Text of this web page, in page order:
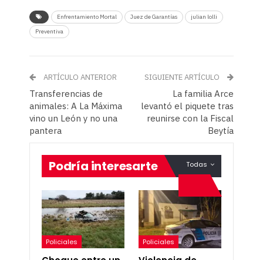
Enfrentamiento Mortal Juez de Garantías
julian lolli
Preventiva
ARTÍCULO ANTERIOR
Transferencias de
animales: A La Máxima
vino un León y no una
pantera
SIGUIENTE ARTÍCULO
La familia Arce
levantó el piquete tras
reunirse con la Fiscal
Beytía
Todas
Podría interesarte
Policiales Policiales